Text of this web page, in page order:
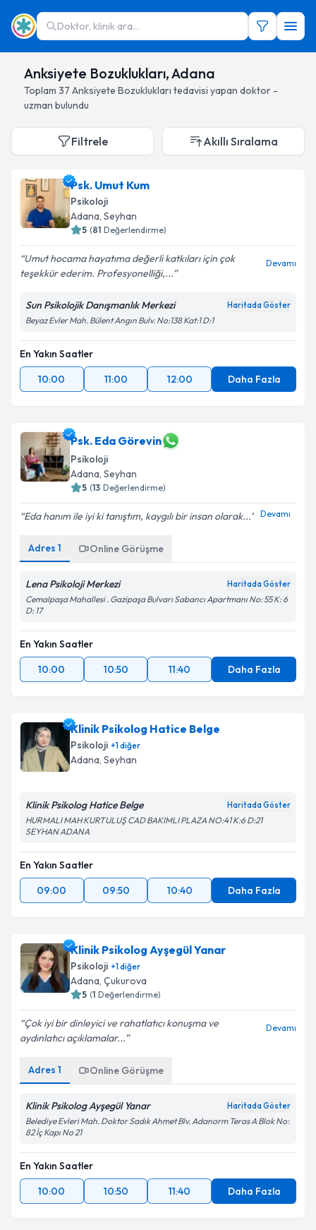
Doktor, klinik ara...
Anksiyete Bozuklukları, Adana
Toplam 37 Anksiyete Bozuklukları tedavisi yapan doktor -
uzman bulundu
Filtrele Akıllı Sıralama
Psk. Umut Kum
Psikoloji
Adana, Seyhan
5 (81 Değerlendirme)
Umut hocama hayatıma değerli katkıları için çok
teşekkür ederim. Profesyonelliği,...
Devamı
Sun Psikolojik Danışmanlık Merkezi Haritada Göster
Beyaz Evler Mah. Bülent Angın Bulv. No:138 Kat:1 D:1
En Yakın Saatler
10:00
11:00 12:00 Daha Fazla
Psk. Eda Görevin
Psikoloji
Adana, Seyhan
5 (13 Değerlendirme)
Eda hanım ile iyi ki tanıştım, kaygılı bir insan olarak... Devamı
Adres 1 Online Görüşme
Lena Psikoloji Merkezi Haritada Göster
Cemalpaşa Mahallesi . Gazipaşa Bulvarı Sabancı Apartmanı No: 55 K: 6
D: 17
En Yakın Saatler
10:00
10:50 11:40 Daha Fazla
Klinik Psikolog Hatice Belge
Psikoloji +1diğer
Adana, Seyhan
Klinik Psikolog Hatice Belge Haritada Göster
HURMALI MAH KURTULUŞ CAD BAKIMLI PLAZA NO:41 K:6 D:21
SEYHAN ADANA
En Yakın Saatler
09:00
09:50 10:40 Daha Fazla
Klinik Psikolog Ayşegül Yanar
Psikoloji +1diğer
Adana, Çukurova
5 (1 Değerlendirme)
Çok iyi bir dinleyici ve rahatlatıcı konuşma ve
aydınlatıcı açıklamalar...
Devamı
Adres 1 Online Görüşme
Klinik Psikolog Ayşegül Yanar Haritada Göster
Belediye Evleri Mah. Doktor Sadık Ahmet Blv. Adanorm Teras A Blok No:
82 İç Kapı No 21
En Yakın Saatler
10:00
10:50 11:40 Daha Fazla